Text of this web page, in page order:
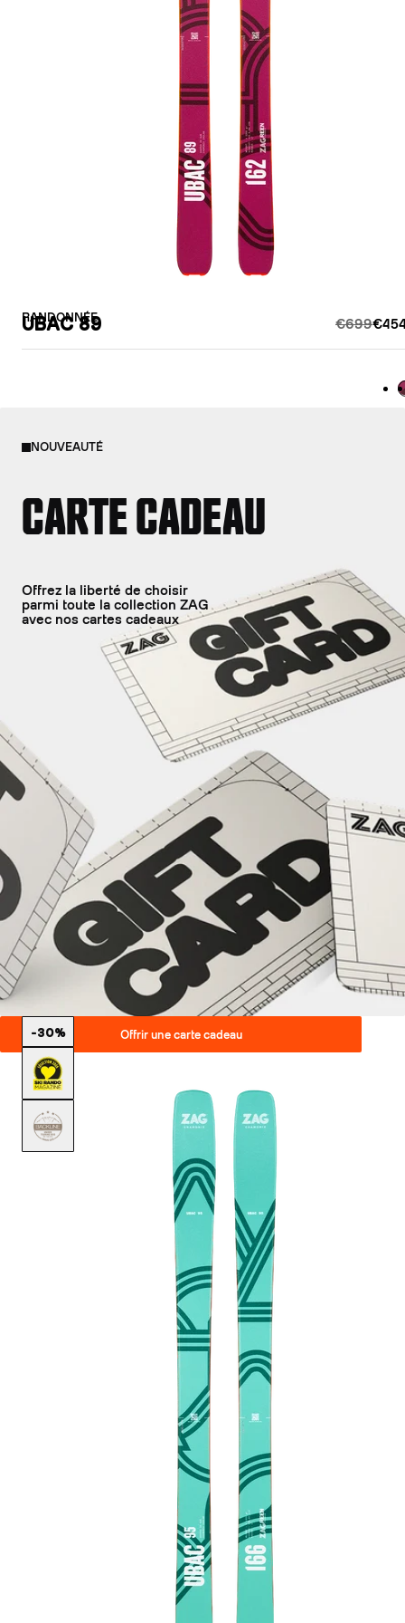
RANDONNÉE
UBAC 89 €699
NOUVEAUTÉ
CARTE CADEAU
Offrez la liberté de choisir
parmi toute la collection ZAG
avec nos cartes cadeaux
Offrir une carte cadeau
-30%